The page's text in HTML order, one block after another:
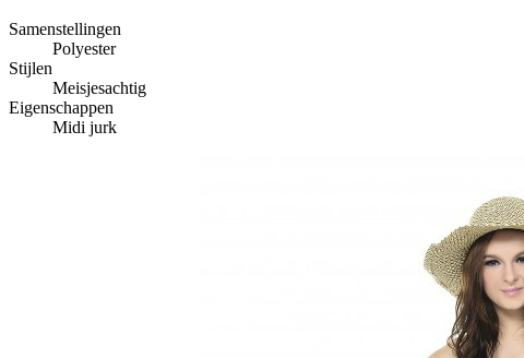
Samenstellingen
Polyester
Stijlen
Meisjesachtig
Eigenschappen
Midi jurk